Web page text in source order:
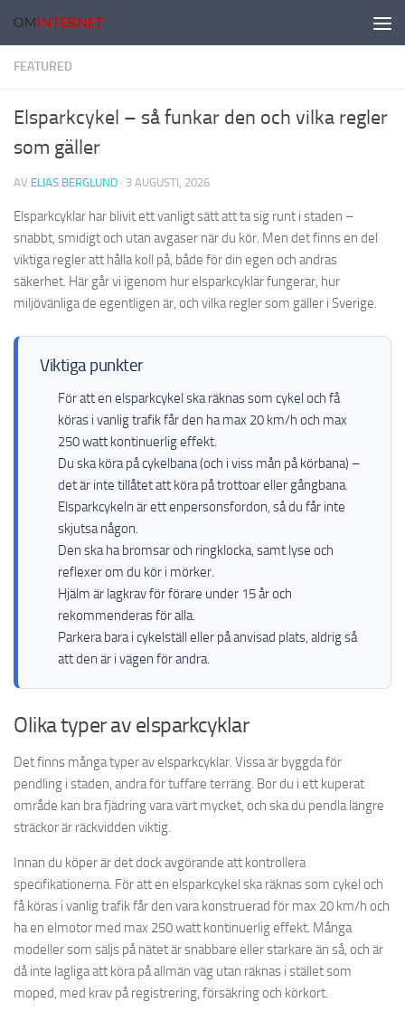
Hoppa till innehåll
FEATURED
Elsparkcykel – så funkar den och vilka regler
som gäller
AV ELIAS BERGLUND · 3 AUGUSTI, 2026
Elsparkcyklar har blivit ett vanligt sätt att ta sig runt i staden –
snabbt, smidigt och utan avgaser när du kör. Men det finns en del
viktiga regler att hålla koll på, både för din egen och andras
säkerhet. Här går vi igenom hur elsparkcyklar fungerar, hur
miljövänliga de egentligen är, och vilka regler som gäller i Sverige.
Viktiga punkter
För att en elsparkcykel ska räknas som cykel och få
köras i vanlig trafik får den ha max 20 km/h och max
250 watt kontinuerlig effekt.
Du ska köra på cykelbana (och i viss mån på körbana) –
det är inte tillåtet att köra på trottoar eller gångbana.
Elsparkcykeln är ett enpersonsfordon, så du får inte
skjutsa någon.
Den ska ha bromsar och ringklocka, samt lyse och
reflexer om du kör i mörker.
Hjälm är lagkrav för förare under 15 år och
rekommenderas för alla.
Parkera bara i cykelställ eller på anvisad plats, aldrig så
att den är i vägen för andra.
Olika typer av elsparkcyklar
Det finns många typer av elsparkcyklar. Vissa är byggda för
pendling i staden, andra för tuffare terräng. Bor du i ett kuperat
område kan bra fjädring vara värt mycket, och ska du pendla längre
sträckor är räckvidden viktig.
Innan du köper är det dock avgörande att kontrollera
specifikationerna. För att en elsparkcykel ska räknas som cykel och
få köras i vanlig trafik får den vara konstruerad för max 20 km/h och
ha en elmotor med max 250 watt kontinuerlig effekt. Många
modeller som säljs på nätet är snabbare eller starkare än så, och är
då inte lagliga att köra på allmän väg utan räknas i stället som
moped, med krav på registrering, försäkring och körkort.